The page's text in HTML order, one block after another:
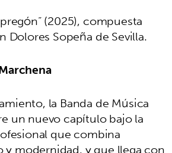
(2025), compuesta
Dolores Sopeña de Sevilla.
la Banda de Música
un nuevo capítulo bajo la
que combina